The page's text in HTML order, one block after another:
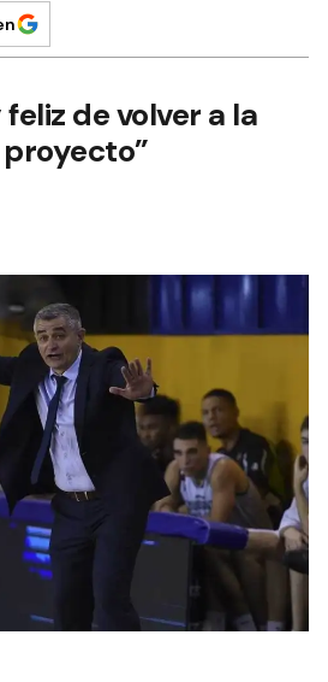
de volver a la